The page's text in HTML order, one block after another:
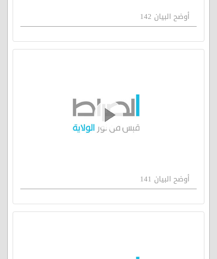
أوضح البيان 142
أوضح البيان 141